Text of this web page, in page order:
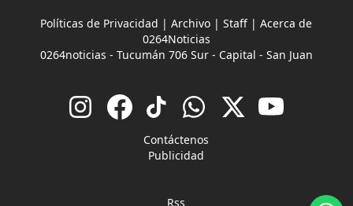
Políticas de Privacidad |Archivo |Staff |Acerca de
0264Noticias
0264noticias - Tucumán 706 Sur - Capital - San Juan
Contáctenos
Publicidad
Rss